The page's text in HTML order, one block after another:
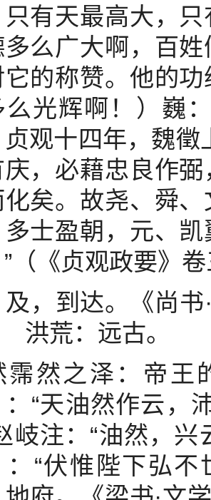
只有天最高大，
多么广大啊，百
它的称赞。他的
么光辉啊！）
贞观十四年，魏徵
庆，必藉忠良作
化矣。故尧、舜
多士盈朝，元、
（《贞观政要》
，到达。《尚书
洪荒：远古。
霈然之泽：帝王
：“天油然作云，
岐注：“油然，兴
：“伏惟陛下弘